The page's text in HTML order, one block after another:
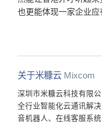
也更能体现一家企业应
关于米糠云 Mixcom
深圳市米糠云科技有限
全行业智能化云通讯解
音机器人、在线客服系